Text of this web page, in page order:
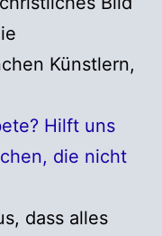
Künstlern,
Hilft uns
die nicht
dass alles